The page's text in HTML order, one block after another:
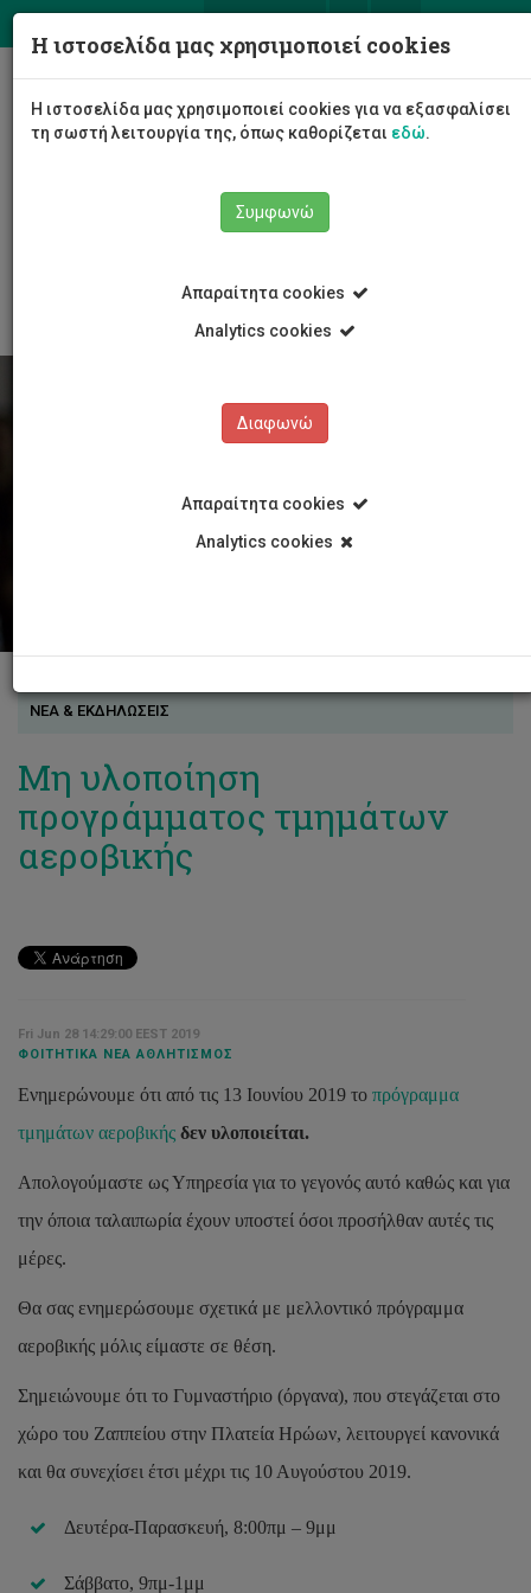
ΝΕΑ & ΕΚΔΗΛΩΣΕΙΣ
Μη υλοποίηση
προγράμματος τμημάτων
αεροβικής
Fri Jun 28 14:29:00 EEST 2019
ΦΟΙΤΗΤΙΚΆ ΝΈΑ ΑΘΛΗΤΙΣΜΌΣ
Ενημερώνουμε ότι από τις 13 Ιουνίου 2019 το πρόγραμμα
τμημάτων αεροβικής δεν υλοποιείται.
Απολογούμαστε ως Υπηρεσία για το γεγονός αυτό καθώς και για
την όποια ταλαιπωρία έχουν υποστεί όσοι προσήλθαν αυτές τις
μέρες.
Θα σας ενημερώσουμε σχετικά με μελλοντικό πρόγραμμα
αεροβικής μόλις είμαστε σε θέση.
Σημειώνουμε ότι το Γυμναστήριο (όργανα), που στεγάζεται στο
χώρο του Ζαππείου στην Πλατεία Ηρώων, λειτουργεί κανονικά
και θα συνεχίσει έτσι μέχρι τις 10 Αυγούστου 2019.
Δευτέρα-Παρασκευή, 8:00πμ – 9μμ
Σάββατο, 9πμ-1μμ
Κατανομή
βοηθημάτων
Η ιστοσελίδα μας χρησιμοποιεί cookies
Η ιστοσελίδα μας χρησιμοποιεί cookies για να εξασφαλίσει
τη σωστή λειτουργία της, όπως καθορίζεται εδώ.
Συμφωνώ
Απαραίτητα cookies
Analytics cookies
Διαφωνώ
Απαραίτητα cookies
Analytics cookies